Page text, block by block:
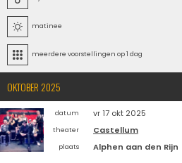
 matinee
 meerdere voorstellingen op 1 dag
OKTOBER 2025
datum vr 17 okt 2025
theater Castellum
plaats
Alphen aan den Rijn